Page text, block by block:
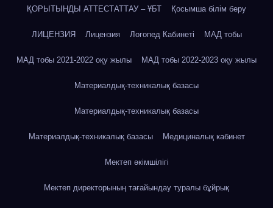
ҚОРЫТЫНДЫ АТТЕСТАТТАУ – ҰБТ Қосымша білім беру
ЛИЦЕНЗИЯ Лицензия Логопед Кабинеті МАД тобы
МАД тобы 2021-2022 оқу жылы МАД тобы 2022-2023 оқу жылы
Материалдық-техникалық базасы
Материалдық-техникалық базасы
Материалдық-техникалық базасы Медициналық кабинет
Мектеп әкімшілігі
Мектеп директорының тағайындау туралы бұйрық